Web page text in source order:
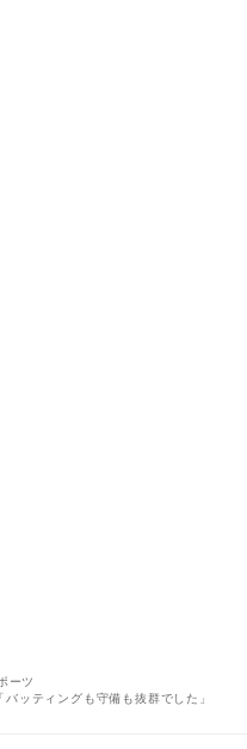
ーツ
ッティングも守備も抜群でした」